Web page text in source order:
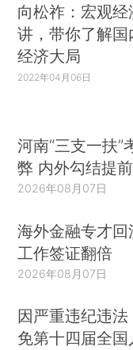
向松祚：宏观经
讲，带你了解国
经济大局
2022年04月06日
河南“三支一扶”
弊 内外勾结提
2026年08月07日
海外金融专才
工作签证翻倍
2026年08月07日
因严重违纪违
免第十四届全